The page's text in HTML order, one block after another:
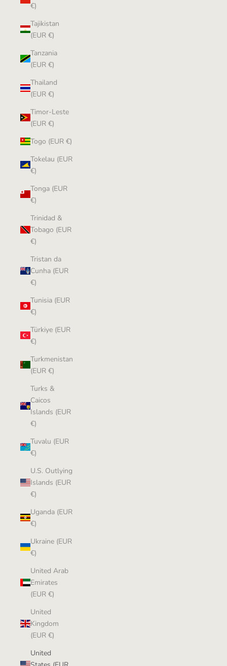
€)
Tajikistan
(EUR €)
Tanzania
(EUR €)
Thailand
(EUR €)
Timor-Leste
(EUR €)
Togo (EUR €)
Tokelau (EUR
€)
Tonga (EUR
€)
Trinidad &
Tobago (EUR
€)
Tristan da
Cunha (EUR
€)
Tunisia (EUR
€)
Türkiye (EUR
€)
Turkmenistan
(EUR €)
Turks &
Caicos
Islands (EUR
€)
Tuvalu (EUR
€)
U.S. Outlying
Islands (EUR
€)
Uganda (EUR
€)
Ukraine (EUR
€)
United Arab
Emirates
(EUR €)
United
Kingdom
(EUR €)
United